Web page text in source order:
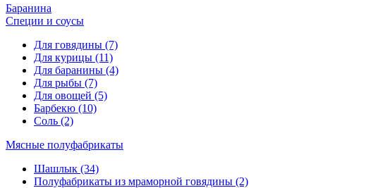
Баранина
Специи и соусы
Для говядины (7)
Для курицы (11)
Для баранины (4)
Для рыбы (7)
Для овощей (5)
Барбекю (10)
Соль (2)
Мясные полуфабрикаты
Шашлык (34)
Полуфабрикаты из мраморной говядины (2)